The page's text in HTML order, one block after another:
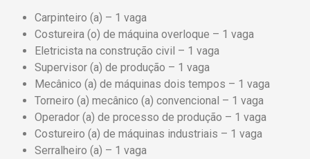
Carpinteiro (a) – 1 vaga
Costureira (o) de máquina overloque – 1 vaga
Eletricista na construção civil – 1 vaga
Supervisor (a) de produção – 1 vaga
Mecânico (a) de máquinas dois tempos – 1 vaga
Torneiro (a) mecânico (a) convencional – 1 vaga
Operador (a) de processo de produção – 1 vaga
Costureiro (a) de máquinas industriais – 1 vaga
Serralheiro (a) – 1 vaga